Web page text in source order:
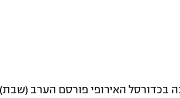
בכדורסל האירופי פורסם הערב